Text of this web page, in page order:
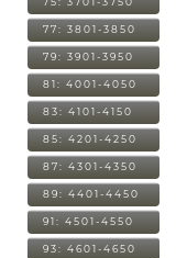
77: 3801-3850
79: 3901-3950
81: 4001-4050
83: 4101-4150
85: 4201-4250
87: 4301-4350
89: 4401-4450
91: 4501-4550
93: 4601-4650